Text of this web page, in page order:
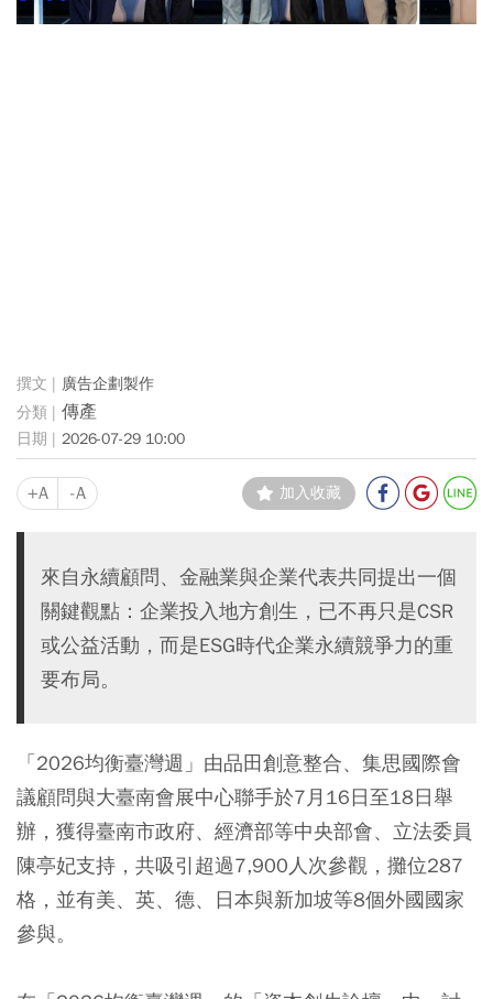
廣告企劃製作
傳產
2026-07-29 10:00
+A -A 加入收藏
來自永續顧問、金融業與企業代表共同提出一個
關鍵觀點：企業投入地方創生，已不再只是CSR
或公益活動，而是ESG時代企業永續競爭力的重
要布局。
「2026均衡臺灣週」由品田創意整合、集思國際會
議顧問與大臺南會展中心聯手於7月16日至18日舉
辦，獲得臺南市政府、經濟部等中央部會、立法委員
陳亭妃支持，共吸引超過7,900人次參觀，攤位287
格，並有美、英、德、日本與新加坡等8個外國國家
參與。